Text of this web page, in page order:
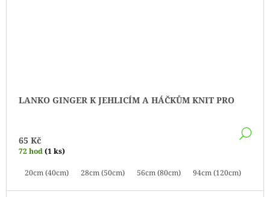
LANKO GINGER K JEHLICÍM A HÁČKŮM KNIT PRO
65 Kč
72 hod(1 ks)
20cm (40cm) 28cm (50cm) 56cm (80cm) 94cm (120cm)